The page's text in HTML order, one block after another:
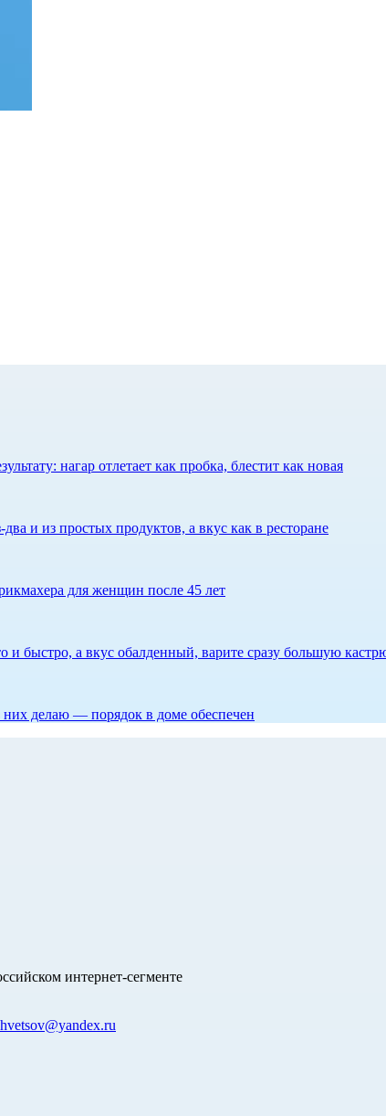
нагар отлетает как пробка, блестит как новая
и из простых продуктов, а вкус как в ресторане
для женщин после 45 лет
быстро, а вкус обалденный, варите сразу большую
них делаю — порядок в доме обеспечен
интернет-сегменте